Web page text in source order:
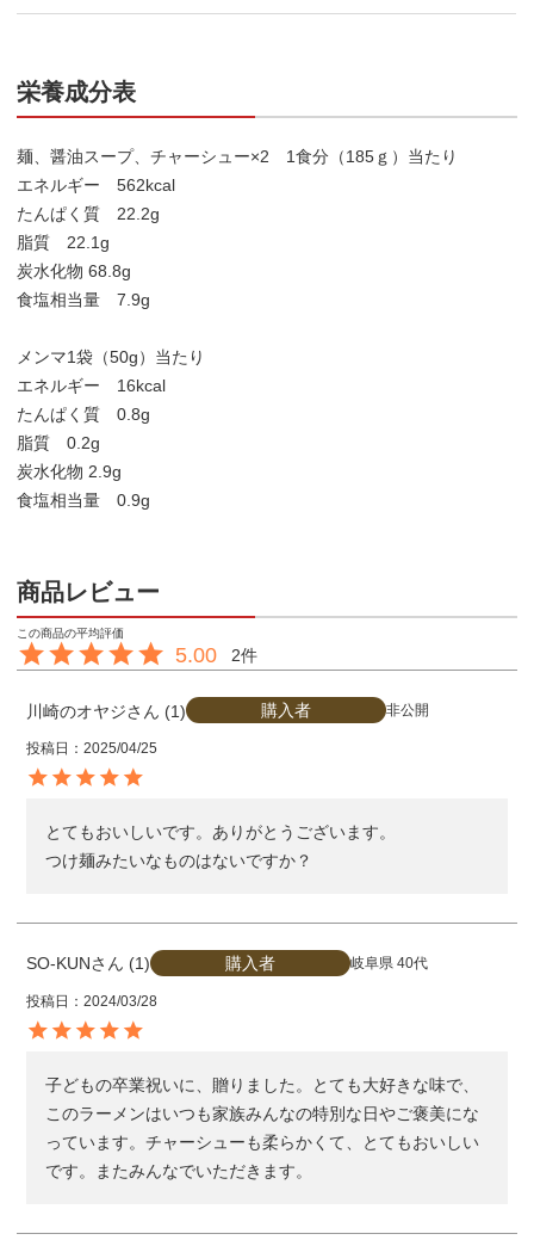
栄養成分表
麺、醤油スープ、チャーシュー×2 1食分（185ｇ）当たり
エネルギー 562kcal
たんぱく質 22.2g
脂質 22.1g
炭水化物 68.8g
食塩相当量 7.9g
メンマ1袋（50g）当たり
エネルギー 16kcal
たんぱく質 0.8g
脂質 0.2g
炭水化物 2.9g
食塩相当量 0.9g
商品レビュー
5.00 2
川崎のオヤジ 1 購入者 非公開
投稿日 2025/04/25
とてもおいしいです。ありがとうございます。
つけ麺みたいなものはないですか？
SO-KUN 1 購入者 岐阜県 40代
投稿日 2024/03/28
子どもの卒業祝いに、贈りました。とても大好きな味で、
このラーメンはいつも家族みんなの特別な日やご褒美にな
っています。チャーシューも柔らかくて、とてもおいしい
です。またみんなでいただきます。